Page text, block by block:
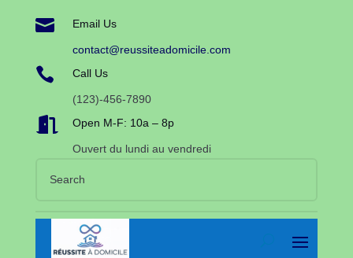
 Email Us
contact@reussiteadomicile.com
 Call Us
(123)-456-7890
 Open M-F: 10a – 8p
Ouvert du lundi au vendredi